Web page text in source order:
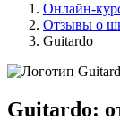
Онлайн-
Отзывы о
Guitardo
Guitardo: